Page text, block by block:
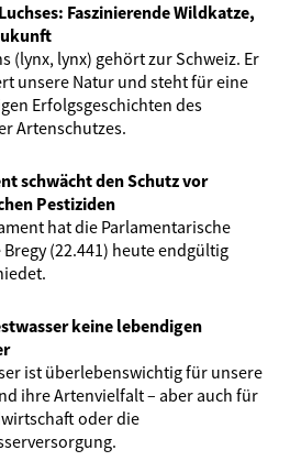
Faszinierende Wildkatze,
(lynx, lynx) gehört zur Schweiz. Er
unsere Natur und steht für eine
Erfolgsgeschichten des
Artenschutzes.
schwächt den Schutz vor
Pestiziden
hat die Parlamentarische
(22.441) heute endgültig
keine lebendigen
ist überlebenswichtig für unsere
ihre Artenvielfalt – aber auch für
oder die